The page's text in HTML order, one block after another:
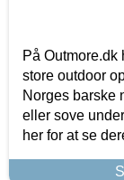
På Outmore.dk
store outdoor
Norges barske
eller sove
her for at se